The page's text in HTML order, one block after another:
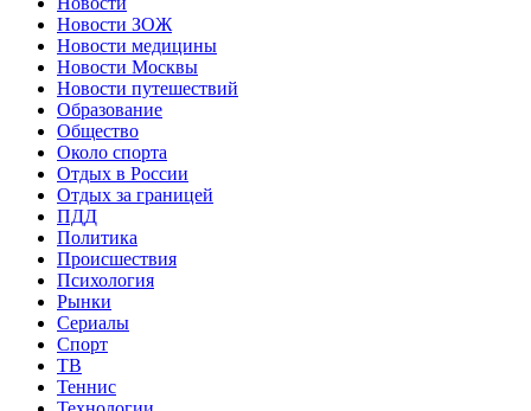
Новости ЗОЖ
Новости медицины
Новости Москвы
Новости путешествий
Образование
Общество
Около спорта
Отдых в России
Отдых за границей
ПДД
Политика
Происшествия
Психология
Рынки
Сериалы
Спорт
ТВ
Теннис